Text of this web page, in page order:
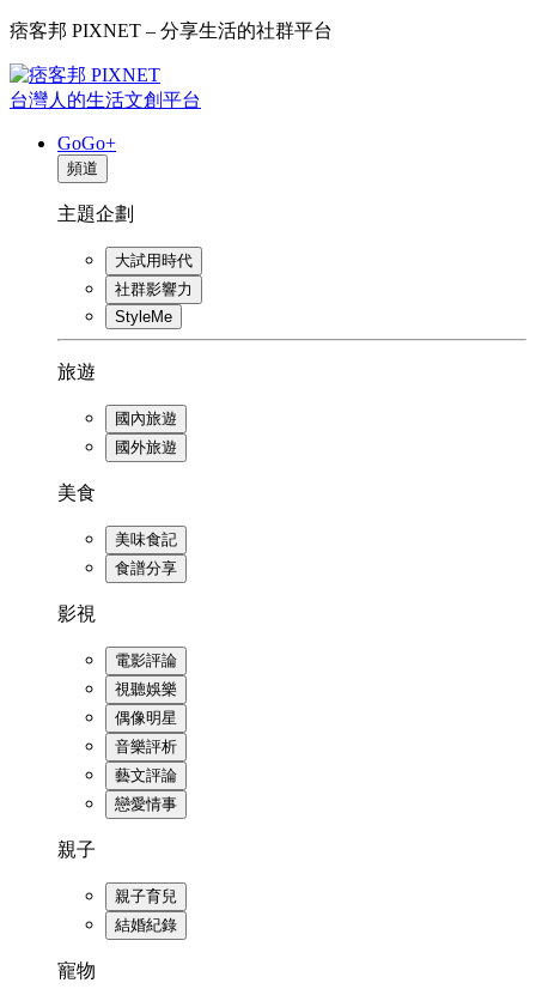
痞客邦 PIXNET – 分享生活的社群平台
台灣人的生活文創平台
GoGo+
頻道
主題企劃
大試用時代
社群影響力
StyleMe
旅遊
國內旅遊
國外旅遊
美食
美味食記
食譜分享
影視
電影評論
視聽娛樂
偶像明星
音樂評析
藝文評論
戀愛情事
親子
親子育兒
結婚紀錄
寵物